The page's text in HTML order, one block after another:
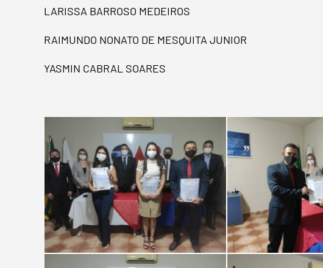
LARISSA BARROSO MEDEIROS
RAIMUNDO NONATO DE MESQUITA JUNIOR
YASMIN CABRAL SOARES